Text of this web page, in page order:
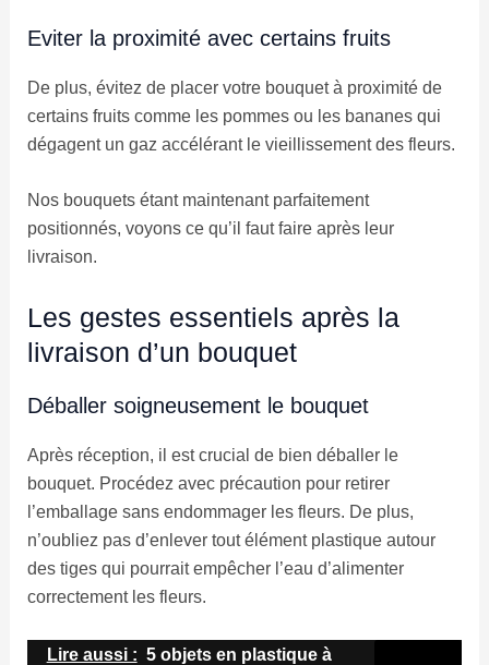
Eviter la proximité avec certains fruits
De plus, évitez de placer votre bouquet à proximité de
certains fruits comme les pommes ou les bananes qui
dégagent un gaz accélérant le vieillissement des fleurs.
Nos bouquets étant maintenant parfaitement
positionnés, voyons ce qu’il faut faire après leur
livraison.
Les gestes essentiels après la
livraison d’un bouquet
Déballer soigneusement le bouquet
Après réception, il est crucial de bien déballer le
bouquet. Procédez avec précaution pour retirer
l’emballage sans endommager les fleurs. De plus,
n’oubliez pas d’enlever tout élément plastique autour
des tiges qui pourrait empêcher l’eau d’alimenter
correctement les fleurs.
Lire aussi : 5 objets en plastique à